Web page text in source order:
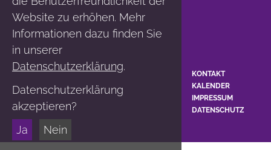
Website zu erhöhen. Mehr
Informationen dazu finden Sie
in unserer
Datenschutzerklärung.
Datenschutzerklärung
akzeptieren?
Ja
Nein
KONTAKT
KALENDER
IMPRESSUM
DATENSCHUTZ